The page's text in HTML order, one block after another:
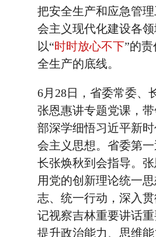
把安全生产和应急管
会主义现代化建设各领
以“时时放心不下”的
全生产的底线。
6月28日，省委常委、
张恩惠讲专题党课，
部深学细悟习近平新
会主义思想。省委第
长张焕秋到会指导。
用党的创新理论统一
志、统一行动，深入
记视察吉林重要讲话重
提升政治能力、思维